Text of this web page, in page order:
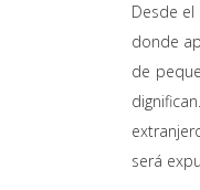
Desde
donde
de
será